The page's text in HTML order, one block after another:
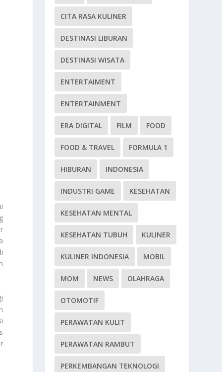
CITA RASA KULINER
DESTINASI LIBURAN
DESTINASI WISATA
ENTERTAIMENT
ENTERTAINMENT
ERA DIGITAL FILM FOOD
FOOD & TRAVEL FORMULA 1
HIBURAN INDONESIA
INDUSTRI GAME KESEHATAN
KESEHATAN MENTAL
KESEHATAN TUBUH KULINER
KULINER INDONESIA MOBIL
MOM NEWS OLAHRAGA
OTOMOTIF
PERAWATAN KULIT
PERAWATAN RAMBUT
PERKEMBANGAN TEKNOLOGI